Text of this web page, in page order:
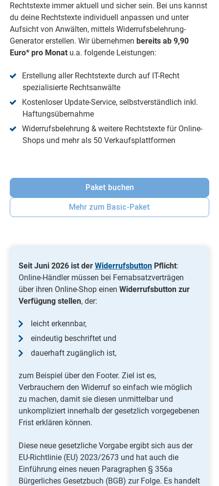
Rechtstexte immer aktuell und sicher sein. Bei uns kannst
du deine Rechtstexte individuell anpassen und unter
Aufsicht von Anwälten, mittels Widerrufsbelehrung-
Generator erstellen. Wir übernehmen bereits ab 9,90
Euro* pro Monat u.a. folgende Leistungen:
Erstellung aller Rechtstexte durch auf IT-Recht
spezialisierte Rechtsanwälte
Kostenloser Update-Service, selbstverständlich inkl.
Haftungsübernahme
Widerrufsbelehrung & weitere Rechtstexte für Online-
Shops und mehr als 50 Verkaufsplattformen
Paket buchen
Mehr zum Basic-Paket
Seit Juni 2026 ist der Widerrufsbutton Pflicht:
Online-Händler müssen bei Fernabsatzverträgen
über ihren Online-Shop einen Widerrufsbutton zur
Verfügung stellen, der:
leicht erkennbar,
eindeutig beschriftet und
dauerhaft zugänglich ist,
zum Beispiel über den Footer. Ziel ist es,
Verbrauchern den Widerruf so einfach wie möglich
zu machen, damit sie diesen unmittelbar und
unkompliziert innerhalb der gesetzlich vorgegebenen
Frist erklären können.
Diese neue gesetzliche Vorgabe ergibt sich aus der
EU-Richtlinie (EU) 2023/2673 und hat auch die
Einführung eines neuen Paragraphen § 356a
Bürgerliches Gesetzbuch (BGB) zur Folge. Es handelt